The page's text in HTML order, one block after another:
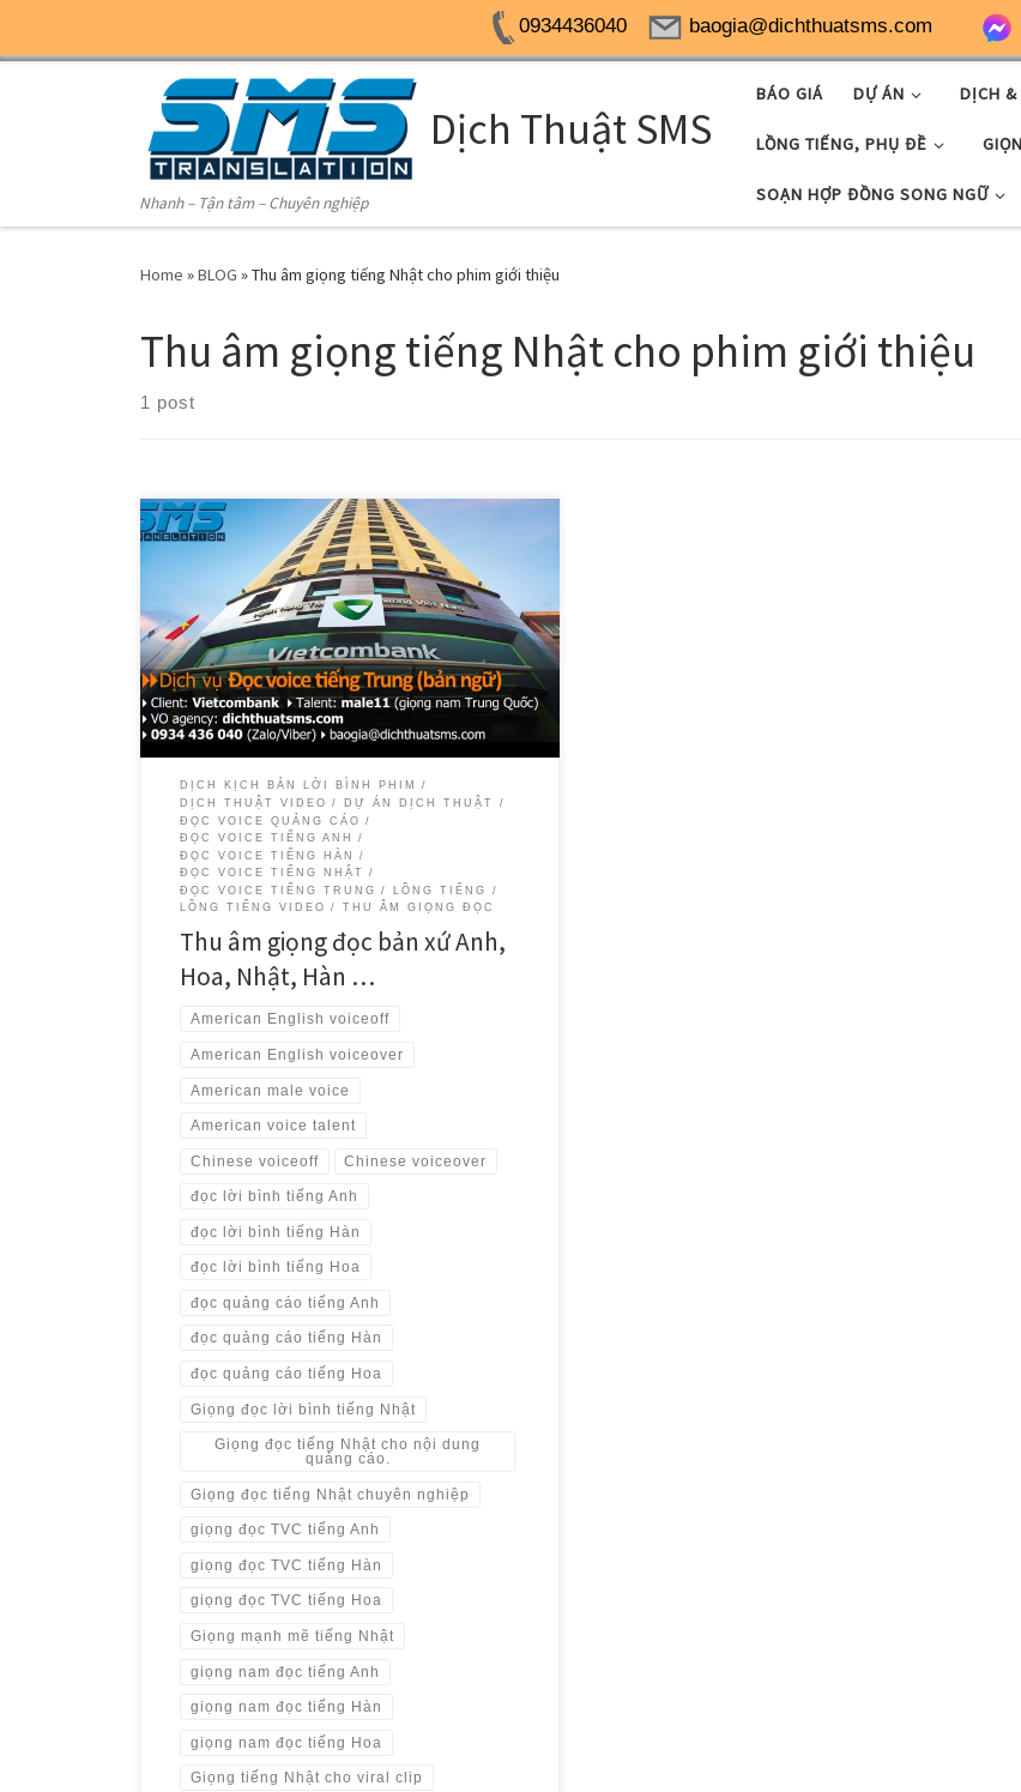
0934436040 baogia@dichthuatsms.com
Dịch Thuật SMS
Nhanh – Tận tâm – Chuyên nghiệp
BÁO GIÁ DỰ ÁN DỊCH
LỒNG TIẾNG, PHỤ ĐỀ
SOẠN HỢP ĐỒNG SONG NGỮ
Home »BLOG »Thu âm giọng tiếng Nhật cho phim giới thiệu
Thu âm giọng tiếng Nhật cho phim giới thiệu
1 post
Dịch Thuật SMS tự hào là đối tác đáng tin cậy của
Vietcombank trong việc cung cấp các dịch vụ thu âm
giọng đọc voice chuyên nghiệp bằng tiếng Hàn, tiếng
Trung, tiếng Anh và tiếng Nhật.
DỊCH KỊCH BẢN LỜI BÌNH PHIM
DỊCH THUẬT VIDEO
DỰ ÁN DỊCH THUẬT
ĐỌC VOICE QUẢNG CÁO
ĐỌC VOICE TIẾNG ANH
ĐỌC VOICE TIẾNG HÀN
ĐỌC VOICE TIẾNG NHẬT
ĐỌC VOICE TIẾNG TRUNG
LỒNG TIẾNG
LỒNG TIẾNG VIDEO
THU ÂM GIỌNG ĐỌC
Thu âm giọng đọc bản xứ Anh,
Hoa, Nhật, Hàn …
American English voiceoff
American English voiceover
American male voice
American voice talent
Chinese voiceoff Chinese voiceover
đọc lời bình tiếng Anh
đọc lời bình tiếng Hàn
đọc lời bình tiếng Hoa
đọc quảng cáo tiếng Anh
đọc quảng cáo tiếng Hàn
đọc quảng cáo tiếng Hoa
Giọng đọc lời bình tiếng Nhật
Giọng đọc tiếng Nhật cho nội dung
quảng cáo.
Giọng đọc tiếng Nhật chuyên nghiệp
giọng đọc TVC tiếng Anh
giọng đọc TVC tiếng Hàn
giọng đọc TVC tiếng Hoa
Giọng mạnh mẽ tiếng Nhật
giọng nam đọc tiếng Anh
giọng nam đọc tiếng Hàn
giọng nam đọc tiếng Hoa
Giọng tiếng Nhật cho viral clip